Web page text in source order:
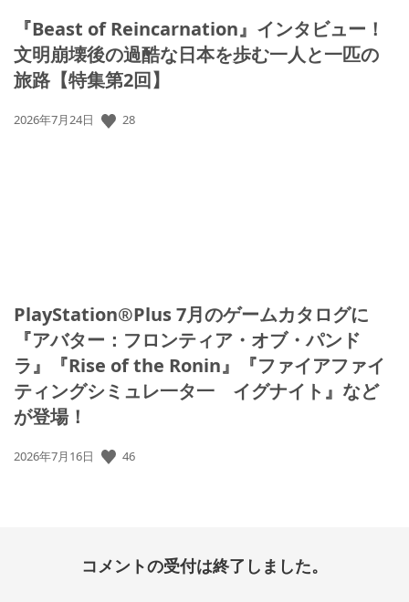
『Beast of Reincarnation』インタビュー！
文明崩壊後の過酷な日本を歩む一人と一匹の
旅路【特集第2回】
公
2026年7月24日 28
PlayStation®Plus 7月のゲームカタログに
『アバター：フロンティア・オブ・パンド
ラ』『Rise of the Ronin』『ファイアファイ
ティングシミュレ一タ一 イグナイト』など
が登場！
公
2026年7月16日 46
コメントの受付は終了しました。